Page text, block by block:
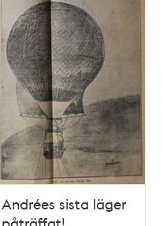
Andrées sista läger
påträffat!